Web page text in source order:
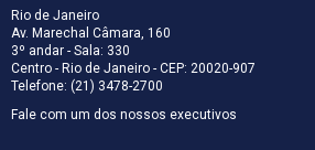
Rio de Janeiro
Av. Marechal Câmara, 160
3º andar - Sala: 330
Centro - Rio de Janeiro - CEP: 20020-907
Telefone: (21) 3478-2700
Fale com um dos nossos executivos